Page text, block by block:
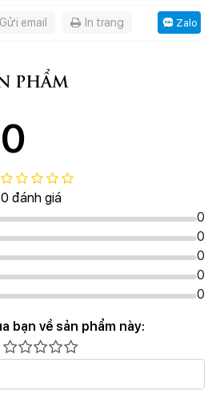
Gửi email In trang Zalo
PHẨM
0
0 đánh giá
0
0
0
0
0
bạn về sản phẩm này: